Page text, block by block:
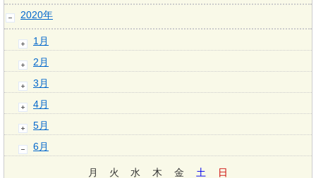
2020年
1月
2月
3月
4月
5月
6月
月 火 水 木 金 土 日